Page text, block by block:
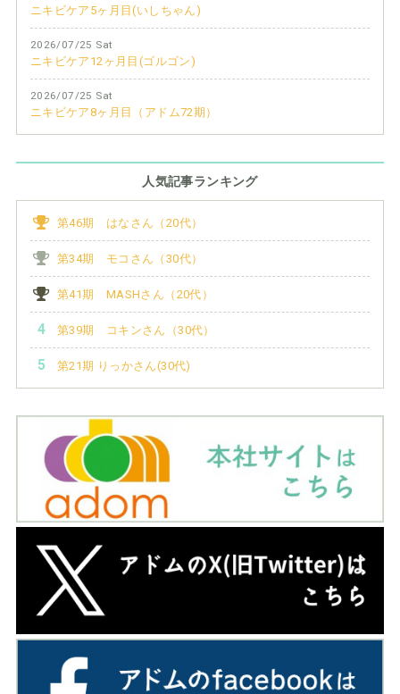
ニキビケア5ヶ月目(いしちゃん)
2026/07/25 Sat
ニキビケア12ヶ月目(ゴルゴン)
2026/07/25 Sat
ニキビケア8ヶ月目（アドム72期）
人気記事ランキング
第46期 はなさん（20代）
第34期 モコさん（30代）
第41期 MASHさん（20代）
第39期 コキンさん（30代）
第21期 りっかさん(30代)